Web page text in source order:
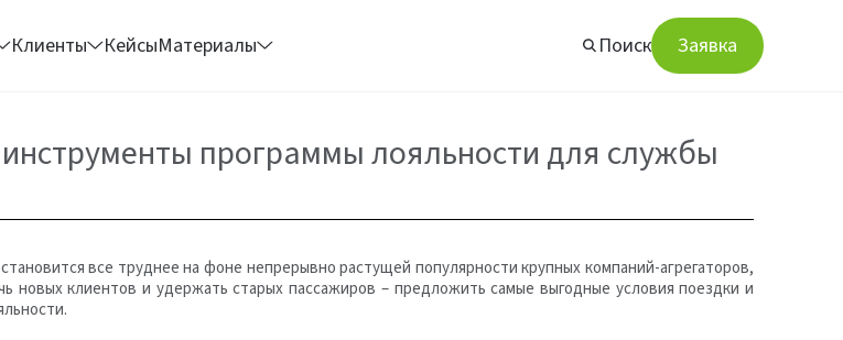
Клиенты КейсыМатериалы Поиск Заявка
программы лояльности для службы
все труднее на фоне непрерывно растущей популярности крупных компаний-агрегаторов,
новых клиентов и удержать старых пассажиров – предложить самые выгодные условия поездки и